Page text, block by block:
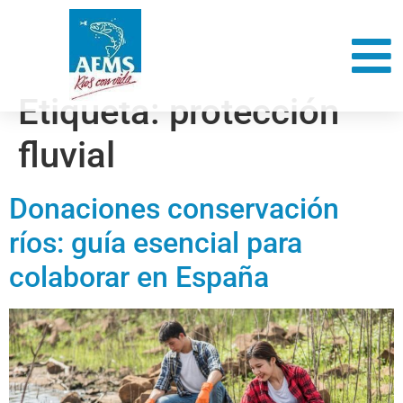
Etiqueta: protección
fluvial
Donaciones conservación
ríos: guía esencial para
colaborar en España